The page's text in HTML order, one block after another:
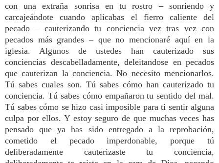
con una extraña sonrisa en tu rostro – sonriendo y
carcajeándote cuando aplicabas el fierro caliente del
pecado – cauterizando tu conciencia vez tras vez con
pecados más grandes – que no mencionaré aquí en la
iglesia. Algunos de ustedes han cauterizado sus
conciencias descabelladamente, deleitandose en pecados
que cauterizan la conciencia. No necesito mencionarlos.
Tú sabes cuales son. Tú sabes cómo han cauterizado tu
conciencia. Tú sabes cómo empañaron tu sentido del mal.
Tú sabes cómo se hizo casi imposible para ti sentir alguna
culpa por ellos. Y estoy seguro de que muchas veces has
pensado que ya has sido entregado a la reprobación,
cometido el pecado imperdonable, porque tú
deliberadamente cauterizaste tu conciencia,